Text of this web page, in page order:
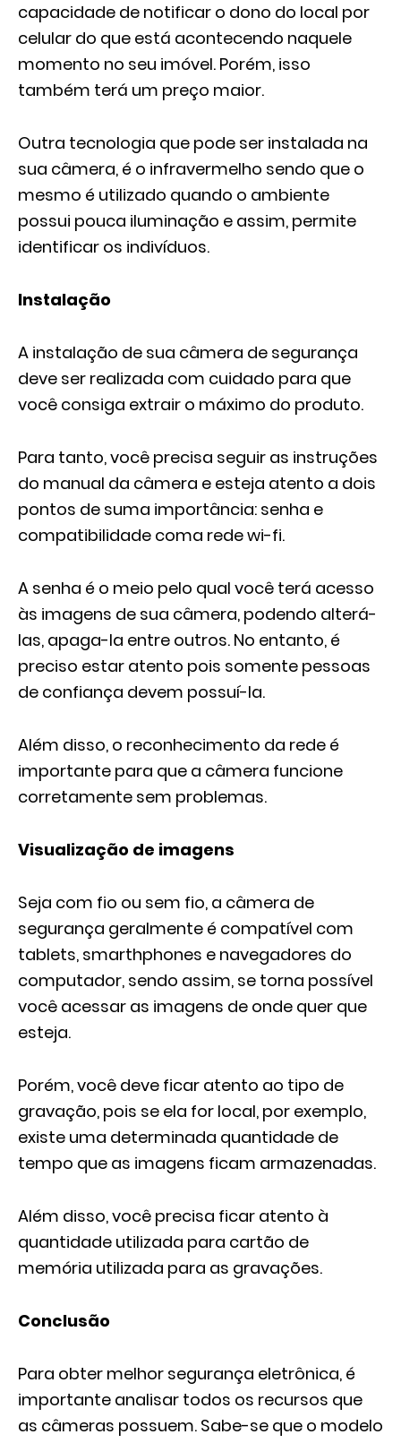
capacidade de notificar o dono do local por
celular do que está acontecendo naquele
momento no seu imóvel. Porém, isso
também terá um preço maior.
Outra tecnologia que pode ser instalada na
sua câmera, é o infravermelho sendo que o
mesmo é utilizado quando o ambiente
possui pouca iluminação e assim, permite
identificar os indivíduos.
Instalação
A instalação de sua câmera de segurança
deve ser realizada com cuidado para que
você consiga extrair o máximo do produto.
Para tanto, você precisa seguir as instruções
do manual da câmera e esteja atento a dois
pontos de suma importância: senha e
compatibilidade coma rede wi-fi.
A senha é o meio pelo qual você terá acesso
às imagens de sua câmera, podendo alterá-
las, apaga-la entre outros. No entanto, é
preciso estar atento pois somente pessoas
de confiança devem possuí-la.
Além disso, o reconhecimento da rede é
importante para que a câmera funcione
corretamente sem problemas.
Visualização de imagens
Seja com fio ou sem fio, a câmera de
segurança geralmente é compatível com
tablets, smarthphones e navegadores do
computador, sendo assim, se torna possível
você acessar as imagens de onde quer que
esteja.
Porém, você deve ficar atento ao tipo de
gravação, pois se ela for local, por exemplo,
existe uma determinada quantidade de
tempo que as imagens ficam armazenadas.
Além disso, você precisa ficar atento à
quantidade utilizada para cartão de
memória utilizada para as gravações.
Conclusão
Para obter melhor segurança eletrônica, é
importante analisar todos os recursos que
as câmeras possuem. Sabe-se que o modelo